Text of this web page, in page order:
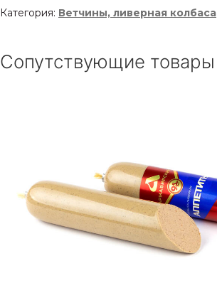
Категория: Ветчины, ливерная колбаса
Сопутствующие товары